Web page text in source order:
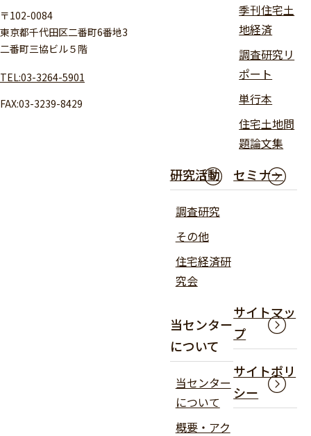
〒102-0084
東京都千代田区二番町6番地3
二番町三協ビル５階
TEL:03-3264-5901
FAX:03-3239-8429
季刊住宅土
地経済
調査研究リ
ポート
単行本
住宅土地問
題論文集
研究活動
調査研究
その他
住宅経済研
究会
セミナー
当センター
について
当センター
について
概要・アク
サイトマッ
プ
サイトポリ
シー